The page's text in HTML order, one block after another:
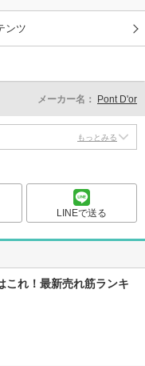
ンツ
メーカー名： Pont D'or
もっとみる
LINEで送る
これ！最新売れ筋ランキ